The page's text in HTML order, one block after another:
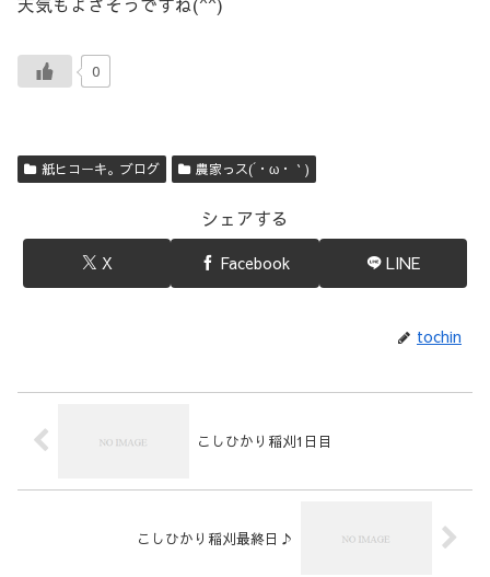
0
紙ヒコーキ。ブログ 農家っス(´・ω・｀)
シェアする
X Facebook LINE
tochin
こしひかり稲刈1日目
こしひかり稲刈最終日♪